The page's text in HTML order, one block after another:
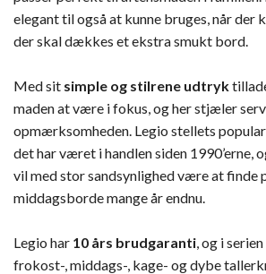
elegant til også at kunne bruges, når der
der skal dækkes et ekstra smukt bord.
Med sit simple og stilrene udtryk
maden at være i fokus, og her stjæler
opmærksomheden. Legio stellets
det har været i handlen siden 1990’erne,
vil med stor sandsynlighed være at finde
middagsborde mange år endnu.
Legio har 10 års brudgaranti , og i
frokost-, middags-, kage- og dybe